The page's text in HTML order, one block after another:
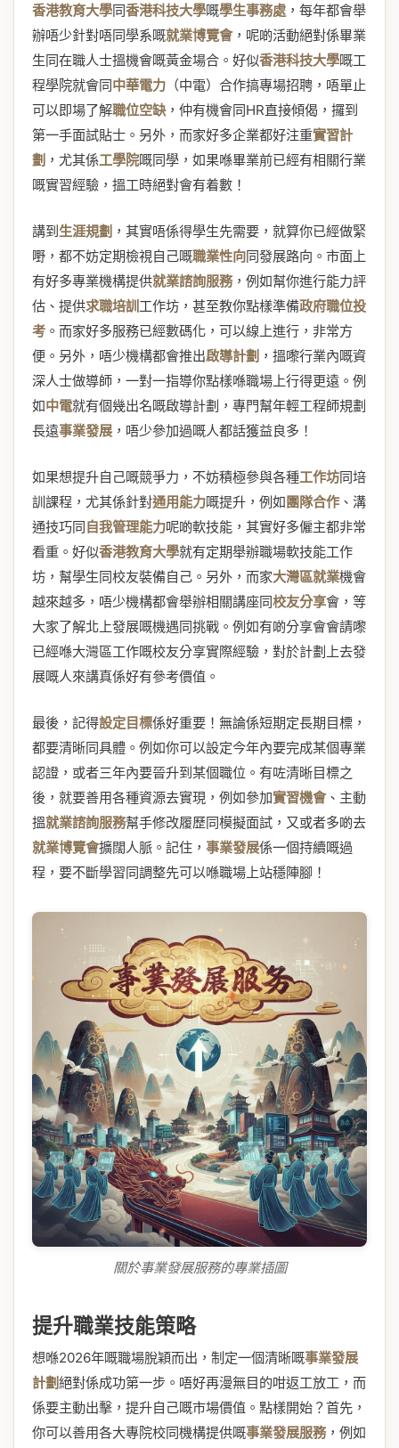
香港教育大學同香港科技大學嘅學生事務處 ，每年都會舉
辦唔少針對唔同學系嘅就業博覽會，呢啲活動絕對係畢業
生同在職人士搵機會嘅黃金場合。好似香港科技大學嘅工
程學院就會同中華電力 （中電）合作搞專場招聘，唔單止
可以即場了解職位空缺，仲有機會同HR直接傾偈，攞到
第一手面試貼士。另外，而家好多企業都好注重實習計
劃 ，尤其係工學院嘅同學，如果喺畢業前已經有相關行業
嘅實習經驗，搵工時絕對會有着數！
講到生涯規劃 ，其實唔係得學生先需要，就算你已經做緊
嘢，都不妨定期檢視自己嘅職業性向同發展路向。市面上
有好多專業機構提供就業諮詢服務，例如幫你進行能力評
估、提供求職培訓 工作坊，甚至教你點樣準備政府職位投
考 。而家好多服務已經數碼化，可以線上進行，非常方
便。另外，唔少機構都會推出啟導計劃 ，搵嚟行業內嘅資
深人士做導師，一對一指導你點樣喺職場上行得更遠。例
如中電就有個幾出名嘅啟導計劃，專門幫年輕工程師規劃
長遠事業發展 ，唔少參加過嘅人都話獲益良多！
如果想提升自己嘅競爭力，不妨積極參與各種工作坊同培
訓課程，尤其係針對通用能力嘅提升，例如團隊合作、溝
通技巧同自我管理能力呢啲軟技能，其實好多僱主都非常
看重。好似香港教育大學就有定期舉辦職場軟技能工作
坊，幫學生同校友裝備自己。另外，而家大灣區就業機會
越來越多，唔少機構都會舉辦相關講座同校友分享會，等
大家了解北上發展嘅機遇同挑戰。例如有啲分享會會請嚟
已經喺大灣區工作嘅校友分享實際經驗，對於計劃上去發
展嘅人來講真係好有參考價值。
最後，記得設定目標係好重要！無論係短期定長期目標，
都要清晰同具體。例如你可以設定今年內要完成某個專業
認證，或者三年內要晉升到某個職位。有咗清晰目標之
後，就要善用各種資源去實現，例如參加實習機會、主動
搵就業諮詢服務幫手修改履歷同模擬面試，又或者多啲去
就業博覽會擴闊人脈。記住， 事業發展係一個持續嘅過
程，要不斷學習同調整先可以喺職場上站穩陣腳！
關於事業發展服務的專業插圖
提升職業技能策略
想喺2026年嘅職場脫穎而出，制定一個清晰嘅事業發展
計劃絕對係成功第一步。唔好再漫無目的咁返工放工，而
係要主動出擊，提升自己嘅市場價值。點樣開始？首先，
你可以善用各大專院校同機構提供嘅事業發展服務，例如